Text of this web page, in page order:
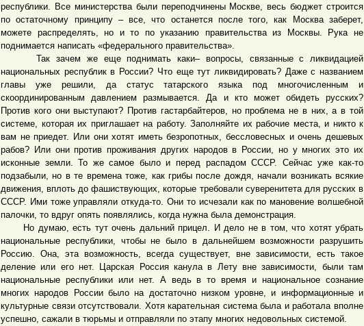
республики. Все министерства были переподчинены Москве, весь бюджет строится
по остаточному принципу – все, что останется после того, как Москва заберет,
можете распределять, но и то по указанию правительства из Москвы. Рука не
поднимается написать «федерального правительства».
Так зачем же еще поднимать каки– вопросы, связанные с ликвидацией
национальных республик в России? Что еще тут ликвидировать? Даже с названием
главы уже решили, да статус татарского языка под многочисленным и
скоординированным давлением размывается. Да и кто может обидеть русских?
Против кого они выступают? Против гастарбайтеров, но проблема не в них, а в той
системе, которая их приглашает на работу. Заполняйте их рабочие места, и никто к
вам не приедет. Или они хотят иметь безропотных, бессловесных и очень дешевых
рабов? Или они против проживания других народов в России, но у многих это их
исконные земли. То же самое было и перед распадом СССР. Сейчас уже как-то
подзабыли, но в те времена тоже, как грибы после дождя, начали возникать всякие
движения, вплоть до фашиствующих, которые требовали суверенитета для русских в
СССР. Ими тоже управляли откуда-то. Они то исчезали как по мановение волшебной
палочки, то вдруг опять появлялись, когда нужна была демонстрация.
Но думаю, есть тут очень дальний прицел. И дело не в том, что хотят убрать
национальные республики, чтобы не было в дальнейшем возможности разрушить
Россию. Она, эта возможность, всегда существует, вне зависимости, есть такое
деление или его нет. Царская Россия канула в Лету вне зависимости, были там
национальные республики или нет. А ведь в то время и национальное сознание
многих народов России было на достаточно низком уровне, и информационные и
культурные связи отсутствовали. Хотя карательная система была и работала вполне
успешно, сажали в тюрьмы и отправляли по этапу многих недовольных системой.